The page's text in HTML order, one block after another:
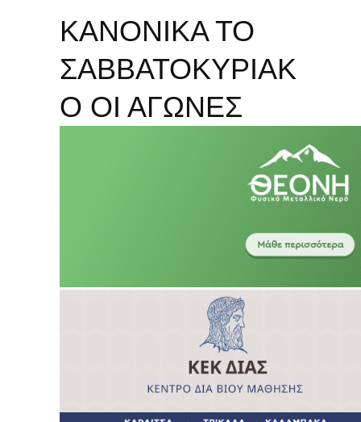
ΚΑΝΟΝΙΚΑ ΤΟ
ΣΑΒΒΑΤΟΚΥΡΙΑΚ
Ο ΟΙ ΑΓΩΝΕΣ